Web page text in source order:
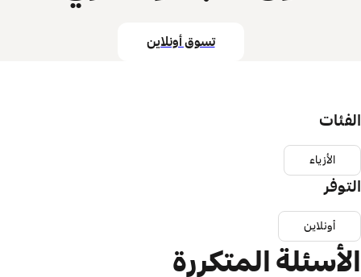
تسوق أونلاين
الفئات
الأزياء
التوفر
أونلاين
الأسئلة المتكررة